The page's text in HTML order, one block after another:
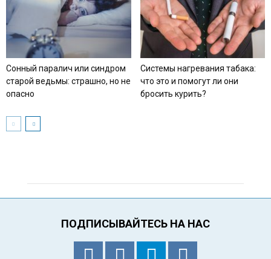
Сонный паралич или синдром
старой ведьмы: страшно, но не
опасно
Системы нагревания табака:
что это и помогут ли они
бросить курить?
ПОДПИСЫВАЙТЕСЬ НА НАС